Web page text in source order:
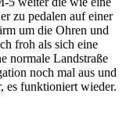
zu pedalen auf einer
um die Ohren und
froh als sich eine
normale Landstraße
noch mal aus und
es funktioniert wieder.